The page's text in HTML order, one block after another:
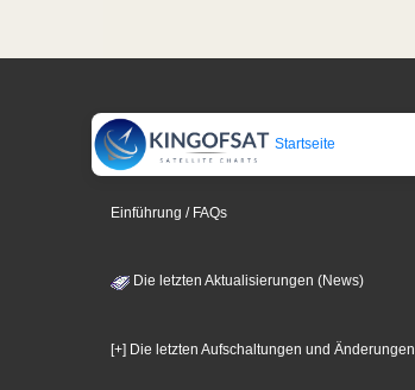
Startseite
Einführung / FAQs
Die letzten Aktualisierungen (News)
[+] Die letzten Aufschaltungen und Änderungen